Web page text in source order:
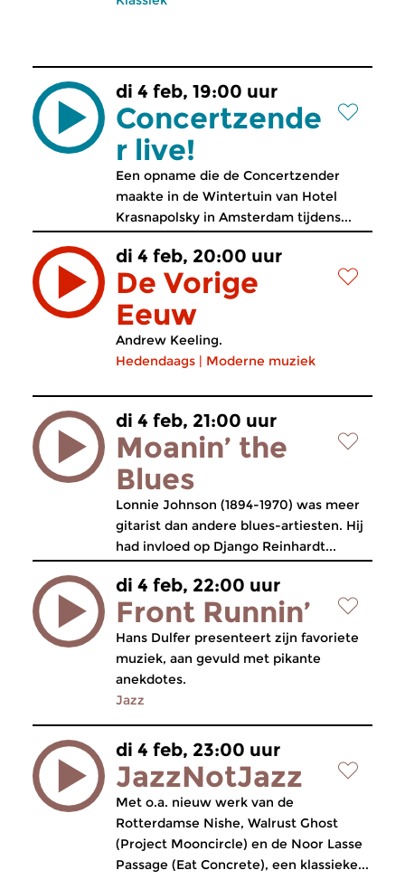
di 4 feb, 19:00 uur
Concertzende
r live!
Een opname die de Concertzender
maakte in de Wintertuin van Hotel
Krasnapolsky in Amsterdam tijdens...
di 4 feb, 20:00 uur
De Vorige
Eeuw
Andrew Keeling.
Hedendaags | Moderne muziek
di 4 feb, 21:00 uur
Moanin’ the
Blues
Lonnie Johnson (1894-1970) was meer
gitarist dan andere blues-artiesten. Hij
had invloed op Django Reinhardt...
di 4 feb, 22:00 uur
Front Runnin’
Hans Dulfer presenteert zijn favoriete
muziek, aan gevuld met pikante
anekdotes.
Jazz
di 4 feb, 23:00 uur
JazzNotJazz
Met o.a. nieuw werk van de
Rotterdamse Nishe, Walrust Ghost
(Project Mooncircle) en de Noor Lasse
Passage (Eat Concrete), een klassieke...